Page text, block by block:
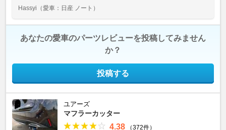
Hassyi （愛車：日産 ノート）
あなたの愛車のパーツレビューを投稿してみません
か？
投稿する
ユアーズ
マフラーカッター
4.38 （372件）